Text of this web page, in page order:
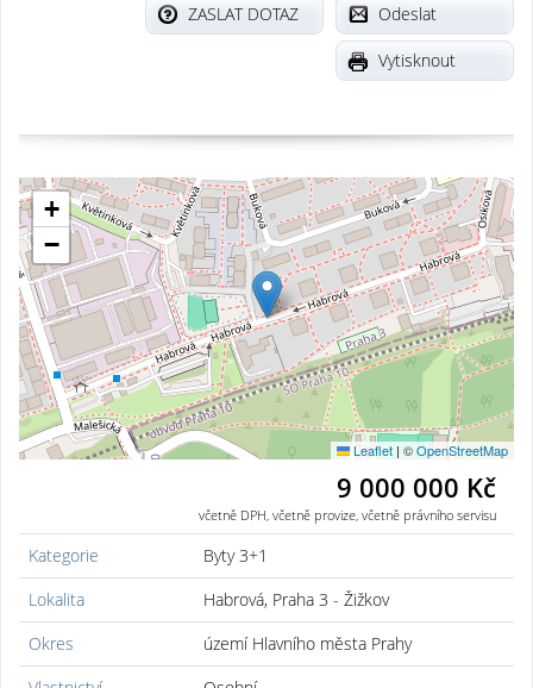
Odeslat
ZASLAT DOTAZ
Vytisknout
+
−
Leaflet | ©OpenStreetMap
9 000 000 Kč
včetně DPH, včetně provize, včetně právního servisu
Kategorie
Byty 3+1
Lokalita
Habrová, Praha 3 - Žižkov
Okres
území Hlavního města Prahy